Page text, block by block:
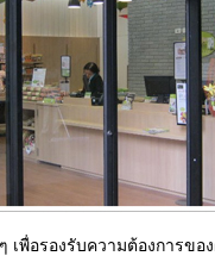
เพื่อรองรับความต้องการข